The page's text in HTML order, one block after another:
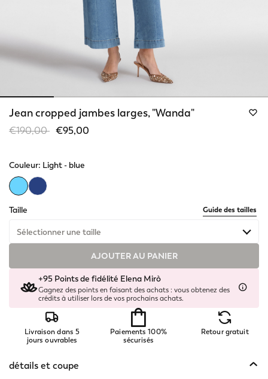
Jean cropped jambes larges, "Wanda"
Price reduced from
€190,00to€95,00
Couleur: Light - blue
Taille
Guide des tailles
Sélectionner une taille
Disponible
Disponible
Disponible
Disponible
AJOUTER AU PANIER
+95 Points de fidélité Elena Mirò
Gagnez des points en faisant des achats : vous obtenez des
crédits à utiliser lors de vos prochains achats.
Livraison dans 5
jours ouvrables
Paiements 100%
sécurisés
Retour gratuit
détails et coupe